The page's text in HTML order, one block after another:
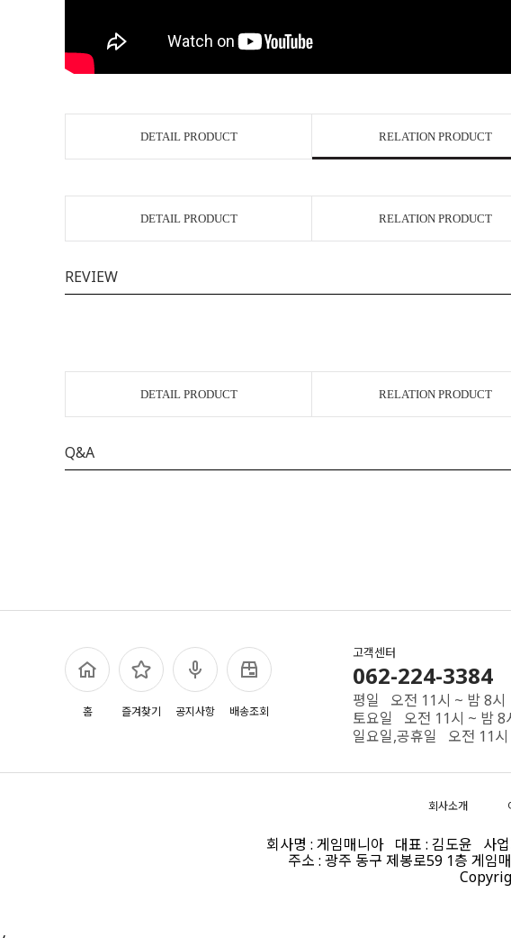
DETAIL PRODUCT RELATION PRODUCT
DETAIL PRODUCT RELATION PRODUCT
REVIEW
DETAIL PRODUCT RELATION PRODUCT
Q&A
홈 즐겨찾기 공지사항 배송조회
고객센터
062-224-3384
평일 오전 11시 ~ 밤 8시
토요일 오전 11시 ~ 밤 8
일요일,공휴일 오전 11시
회사소개
회사명 : 게임매니아 대표 : 김도윤 사
주소 : 광주 동구 제봉로59 1층 게